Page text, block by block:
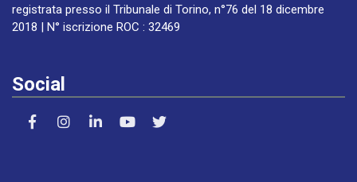
registrata presso il Tribunale di Torino, n°76 del 18 dicembre
2018 | N° iscrizione ROC : 32469
Social